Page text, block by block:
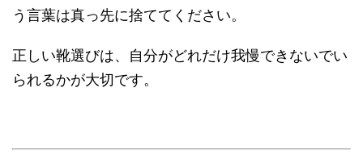
う言葉は真っ先に捨ててください。
正しい靴選びは、自分がどれだけ我慢できないでい
られるかが大切です。